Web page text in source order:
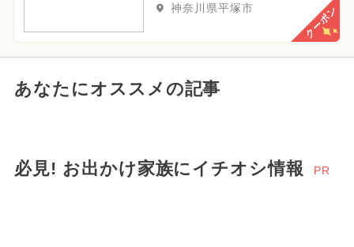
神奈川県平塚市 クーポン
あなたにオススメの記事
必見! お出かけ家族にイチオシ情報 PR